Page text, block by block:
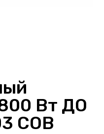
Вт ДО
COB